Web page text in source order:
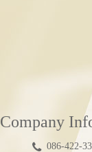
Company
086-422-